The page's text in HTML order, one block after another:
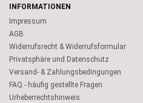
INFORMATIONEN
Impressum
AGB
Widerrufsrecht & Widerrufsformular
Privatsphäre und Datenschutz
Versand- & Zahlungsbedingungen
FAQ - häufig gestellte Fragen
Urheberrechtshinweis